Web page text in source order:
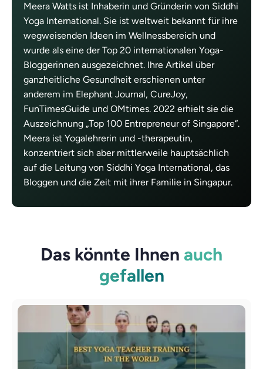
Meera Watts ist Inhaberin und Gründerin von Siddhi
Yoga International. Sie ist weltweit bekannt für ihre
wegweisenden Ideen im Wellnessbereich und
wurde als eine der Top 20 internationalen Yoga-
Bloggerinnen ausgezeichnet. Ihre Artikel über
ganzheitliche Gesundheit erschienen unter
anderem im Elephant Journal, CureJoy,
FunTimesGuide und OMtimes. 2022 erhielt sie die
Auszeichnung „Top 100 Entrepreneur of Singapore“.
Meera ist Yogalehrerin und -therapeutin,
konzentriert sich aber mittlerweile hauptsächlich
auf die Leitung von Siddhi Yoga International, das
Bloggen und die Zeit mit ihrer Familie in Singapur.
Das könnte Ihnen auch
gefallen